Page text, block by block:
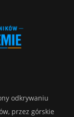
odkrywaniu
przez górskie